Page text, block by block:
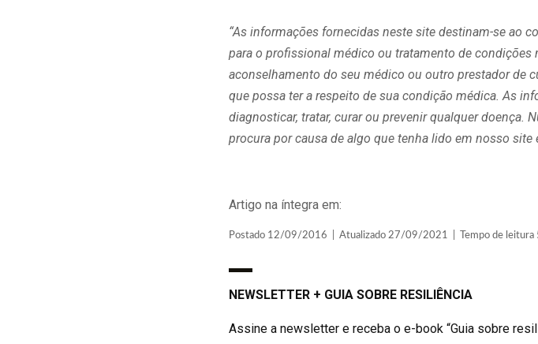
“As informações fornecidas neste site destinam-se ao
para o profissional médico ou tratamento de condições
aconselhamento do seu médico ou outro prestador de
que possa ter a respeito de sua condição médica. As
diagnosticar, tratar, curar ou prevenir qualquer doença.
procura por causa de algo que tenha lido em nosso site
Artigo na íntegra em:
Postado 12/09/2016 | Atualizado 27/09/2021 | Tempo de leitura
NEWSLETTER + GUIA SOBRE RESILIÊNCIA
Assine a newsletter e receba o e-book “Guia sobre